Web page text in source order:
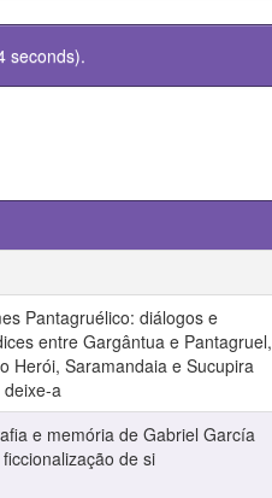
seconds).
Pantagruélico: diálogos e
entre Gargântua e Pantagruel,
Herói, Saramandaia e Sucupira
a
e memória de Gabriel García
de si